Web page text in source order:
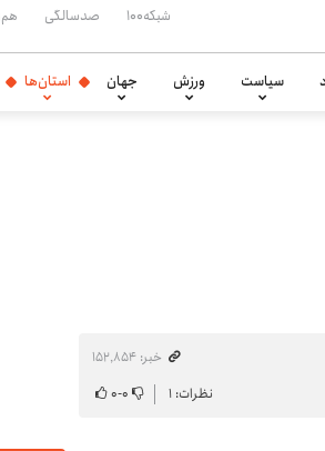
شبکه۱۰۰ صدسالگی
سیاست ورزش جهان استان‌ها
خبر: ۱۵۲٬۸۵۴
نظرات: ۱ ۰-۰